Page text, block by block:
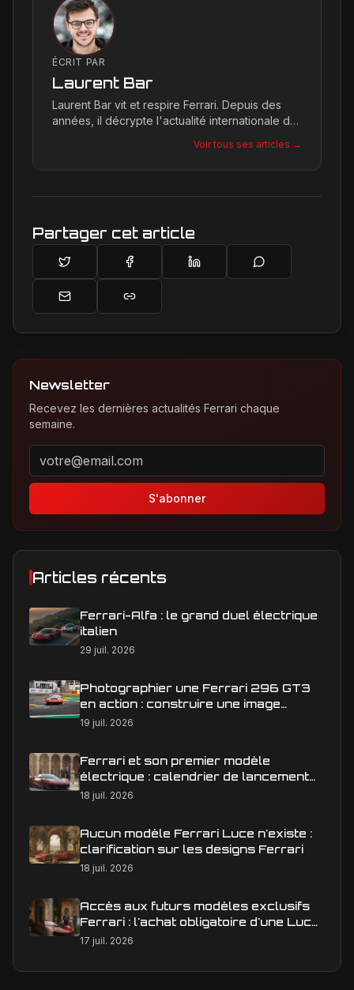
ÉCRIT PAR
Laurent Bar
Laurent Bar vit et respire Ferrari. Depuis des
années, il décrypte l'actualité internationale du
détails qui façonnent la légende de la marque.
Son site, Ferrari Passion, est le reflet de son
Maranello.
Voir tous ses articles →
Partager cet article
Newsletter
Recevez les dernières actualités Ferrari chaque
semaine.
Adresse email pour la newsletter
S'abonner
Articles récents
Ferrari-Alfa : le grand duel électrique
italien
29 juil. 2026
Photographier une Ferrari 296 GT3
en action : construire une image
éditoriale qui raconte la course
19 juil. 2026
Ferrari et son premier modèle
électrique : calendrier de lancement
en Europe
18 juil. 2026
Aucun modèle Ferrari Luce n'existe :
clarification sur les designs Ferrari
18 juil. 2026
Accès aux futurs modèles exclusifs
Ferrari : l'achat obligatoire d'une Luce
est-il une réalité ?
17 juil. 2026